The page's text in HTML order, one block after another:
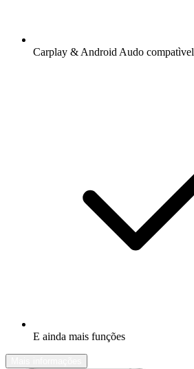
Carplay & Android Audo compatìvel
E ainda mais funções